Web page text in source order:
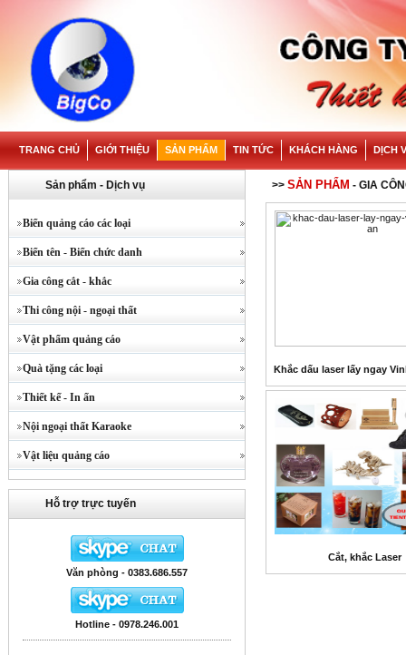
TRANG CHỦ GIỚI THIỆU SẢN PHẨM TIN TỨC KHÁCH HÀNG DỊCH
Sản phẩm - Dịch vụ
Biển quảng cáo các loại
Biển tên - Biển chức danh
Gia công cắt - khắc
Thi công nội - ngoại thất
Vật phẩm quảng cáo
Quà tặng các loại
Thiết kế - In ấn
Nội ngoại thất Karaoke
Vật liệu quảng cáo
Hỗ trợ trực tuyến
Văn phòng - 0383.686.557
Hotline - 0978.246.001
>> SẢN PHẨM - GIA
Khắc dấu laser lấy ngay
Cắt, khắc Laser